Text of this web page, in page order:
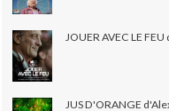
JOUER AVEC LE
JUS D'ORANGE